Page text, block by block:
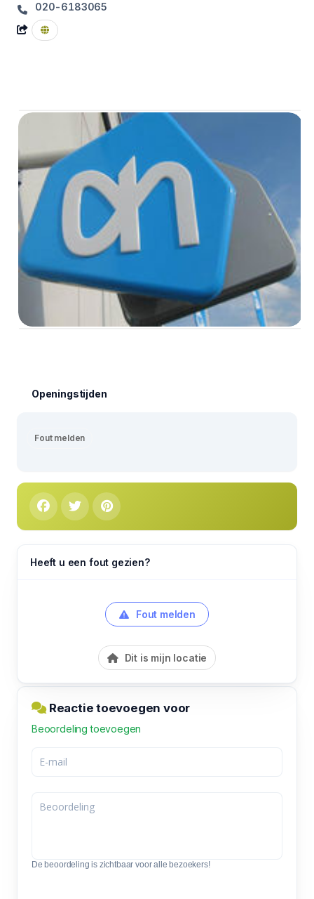
020-6183065
Openingstijden
Fout melden
Heeft u een fout gezien?
Fout melden
Dit is mijn locatie
Reactie toevoegen voor
Beoordeling toevoegen
De beoordeling is zichtbaar voor alle bezoekers!